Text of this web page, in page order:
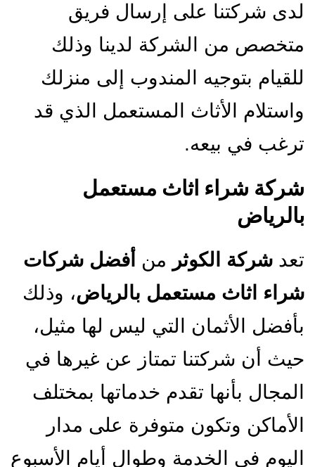
لدى شركتنا على إرسال فريق
متخصص من الشركة لدينا وذلك
للقيام بتوجيه المندوب إلى منزلك
واستلام الأثاث المستعمل الذي قد
ترغب في بيعه.
شركة شراء اثاث مستعمل
بالرياض
تعد شركة الكوثر من أفضل شركات
شراء اثاث مستعمل بالرياض، وذلك
بأفضل الأثمان التي ليس لها مثيل،
حيث أن شركتنا تمتاز عن غيرها في
المجال بأنها تقدم خدماتها بمختلف
الأماكن وتكون متوفرة على مدار
اليوم في الخدمة وطوال أيام الأسبوع